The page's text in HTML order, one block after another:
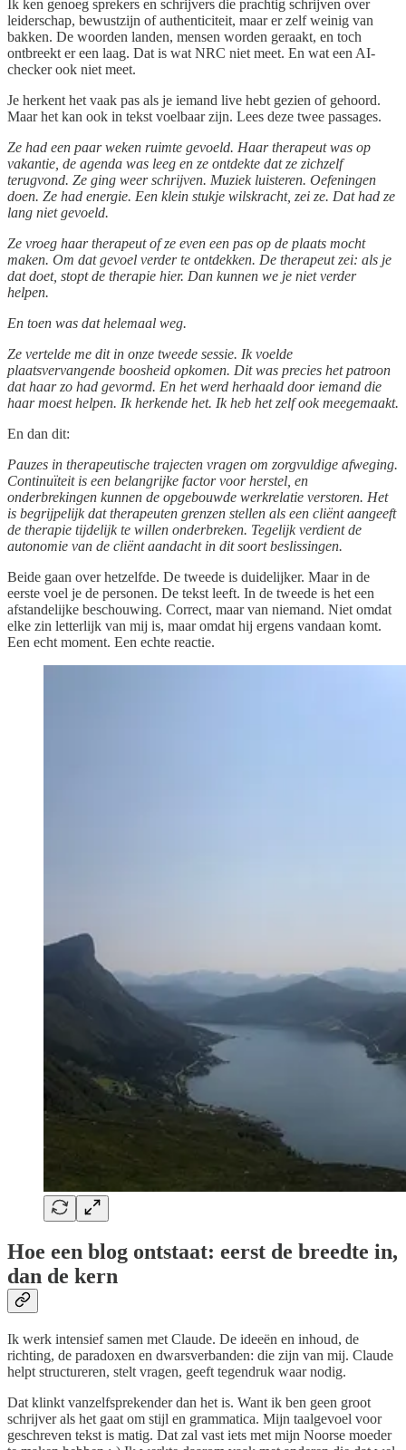
Ik ken genoeg sprekers en schrijvers die prachtig schrijven over
leiderschap, bewustzijn of authenticiteit, maar er zelf weinig van
bakken. De woorden landen, mensen worden geraakt, en toch
ontbreekt er een laag. Dat is wat NRC niet meet. En wat een AI-
checker ook niet meet.
Je herkent het vaak pas als je iemand live hebt gezien of gehoord.
Maar het kan ook in tekst voelbaar zijn. Lees deze twee passages.
Ze had een paar weken ruimte gevoeld. Haar therapeut was op
vakantie, de agenda was leeg en ze ontdekte dat ze zichzelf
terugvond. Ze ging weer schrijven. Muziek luisteren. Oefeningen
doen. Ze had energie. Een klein stukje wilskracht, zei ze. Dat had ze
lang niet gevoeld.
Ze vroeg haar therapeut of ze even een pas op de plaats mocht
maken. Om dat gevoel verder te ontdekken. De therapeut zei: als je
dat doet, stopt de therapie hier. Dan kunnen we je niet verder
helpen.
En toen was dat helemaal weg.
Ze vertelde me dit in onze tweede sessie. Ik voelde
plaatsvervangende boosheid opkomen. Dit was precies het patroon
dat haar zo had gevormd. En het werd herhaald door iemand die
haar moest helpen. Ik herkende het. Ik heb het zelf ook meegemaakt.
En dan dit:
Pauzes in therapeutische trajecten vragen om zorgvuldige afweging.
Continuïteit is een belangrijke factor voor herstel, en
onderbrekingen kunnen de opgebouwde werkrelatie verstoren. Het
is begrijpelijk dat therapeuten grenzen stellen als een cliënt aangeeft
de therapie tijdelijk te willen onderbreken. Tegelijk verdient de
autonomie van de cliënt aandacht in dit soort beslissingen.
Beide gaan over hetzelfde. De tweede is duidelijker. Maar in de
eerste voel je de personen. De tekst leeft. In de tweede is het een
afstandelijke beschouwing. Correct, maar van niemand. Niet omdat
elke zin letterlijk van mij is, maar omdat hij ergens vandaan komt.
Een echt moment. Een echte reactie.
Hoe een blog ontstaat: eerst de breedte in,
dan de kern
Ik werk intensief samen met Claude. De ideeën en inhoud, de
richting, de paradoxen en dwarsverbanden: die zijn van mij. Claude
helpt structureren, stelt vragen, geeft tegendruk waar nodig.
Dat klinkt vanzelfsprekender dan het is. Want ik ben geen groot
schrijver als het gaat om stijl en grammatica. Mijn taalgevoel voor
geschreven tekst is matig. Dat zal vast iets met mijn Noorse moeder